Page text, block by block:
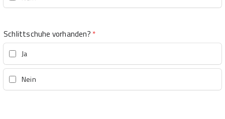
Schlittschuhe vorhanden? *
Ja
Nein